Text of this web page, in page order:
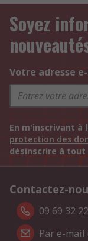
Soyez
Votre adresse
En m'inscrivant à
protection des
désinscrire à tout
Contactez-
09 69 32
Par e-mail